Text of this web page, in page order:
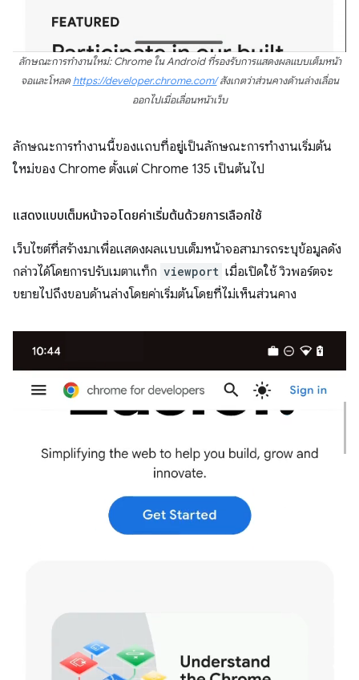
ลักษณะการทำงานใหม่: Chrome ใน Android ที่รองรับการแสดงผลแบบเต็มหน้า
จอและโหลด https://developer.chrome.com/สังเกตว่าส่วนคางด้านล่างเลื่อน
ออกไปเมื่อเลื่อนหน้าเว็บ
ลักษณะการทำงานนี้ของแถบที่อยู่เป็นลักษณะการทำงานเริ่มต้น
ใหม่ของ Chrome ตั้งแต่ Chrome 135 เป็นต้นไป
แสดงแบบเต็มหน้าจอโดยค่าเริ่มต้นด้วยการเลือกใช้
เว็บไซต์ที่สร้างมาเพื่อแสดงผลแบบเต็มหน้าจอสามารถระบุข้อมูลดัง
กล่าวได้โดยการปรับเมตาแท็ก viewport เมื่อเปิดใช้ วิวพอร์ตจะ
ขยายไปถึงขอบด้านล่างโดยค่าเริ่มต้นโดยที่ไม่เห็นส่วนคาง